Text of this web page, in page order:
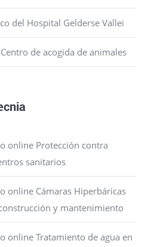
del Hospital Gelderse Vallei
de acogida de animales
online Protección contra
sanitarios
online Cámaras Hiperbáricas
y mantenimiento
online Tratamiento de agua en